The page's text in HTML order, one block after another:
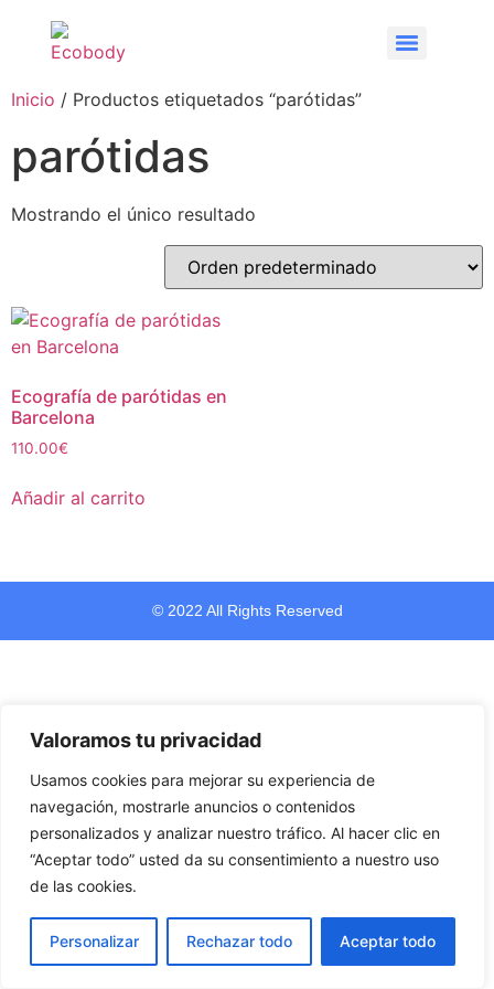
Valoramos tu privacidad
Usamos cookies para mejorar su experiencia de
navegación, mostrarle anuncios o contenidos
personalizados y analizar nuestro tráfico. Al hacer clic en
“Aceptar todo” usted da su consentimiento a nuestro uso
de las cookies.
Personalizar Rechazar todo Aceptar todo
Inicio / Productos etiquetados “parótidas”
parótidas
Mostrando el único resultado
Ecografía de parótidas en
Barcelona
110.00€
Añadir al carrito
© 2022 All Rights Reserved